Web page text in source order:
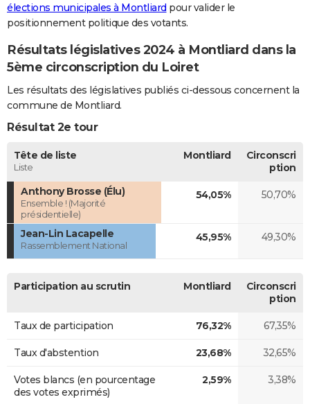
FORUM
Bricolage
Lifestyle
Culture
Sport
Auto
Television
Voyage
Cinema
élections municipales à Montliard pour valider le
positionnement politique des votants.
Résultats législatives 2024 à Montliard dans la
5ème circonscription du Loiret
Les résultats des législatives publiés ci-dessous concernent la
commune de Montliard.
Résultat 2e tour
Tête de liste
Liste
Montliard
Circonscri
ption
Anthony Brosse (Élu)
Ensemble ! (Majorité
présidentielle)
54,05% 50,70%
Jean-Lin Lacapelle
Rassemblement National
45,95% 49,30%
Participation au scrutin Montliard
Circonscri
ption
Taux de participation 76,32% 67,35%
Taux d'abstention 23,68% 32,65%
Votes blancs (en pourcentage
des votes exprimés)
2,59% 3,38%